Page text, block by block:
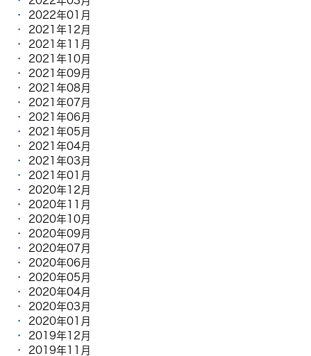
2022年01月
2021年12月
2021年11月
2021年10月
2021年09月
2021年08月
2021年07月
2021年06月
2021年05月
2021年04月
2021年03月
2021年01月
2020年12月
2020年11月
2020年10月
2020年09月
2020年07月
2020年06月
2020年05月
2020年04月
2020年03月
2020年01月
2019年12月
2019年11月